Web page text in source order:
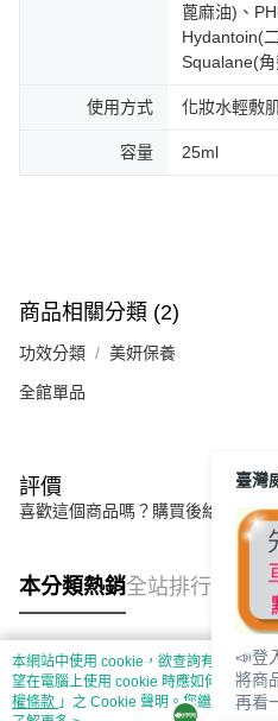
蓖麻油)、
Hydantoin(
Squalane(
使用方式 化妝水輕敷
容量 25ml
商品相關分類 (2)
功效分類 美妍保養
全館單品
評價
喜歡這個商品嗎？購買後給他一個
本分類熱銷全站排行
熱門標籤
本網站中使用 cookie，欲查詢有關本網站
望在電腦上使用 cookie 時應如何變更電
權條款 」之 Cookie 聲明。您繼續使用本
臺灣
📣登
將商
再看